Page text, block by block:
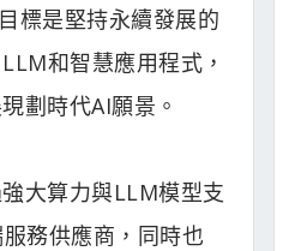
標是堅持永續發展的
和智慧應用程式，
劃時代AI願景。
大算力與LLM模型支
務供應商，同時也